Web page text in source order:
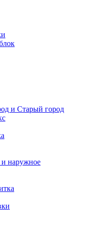
и Старый город
наружное